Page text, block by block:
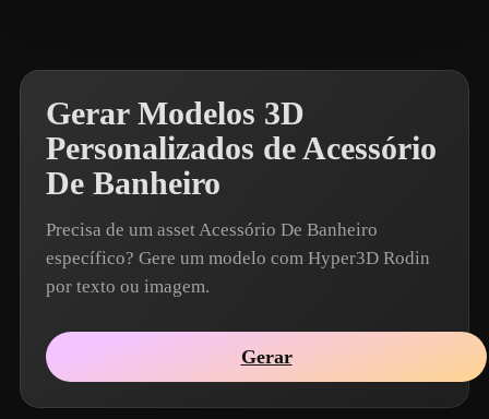
Gerar Modelos 3D
Personalizados de Acessório
De Banheiro
Precisa de um asset Acessório De Banheiro
específico? Gere um modelo com Hyper3D Rodin
por texto ou imagem.
Gerar